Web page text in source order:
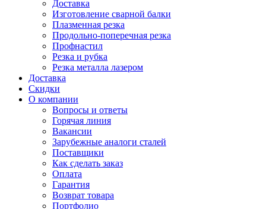
Доставка
Изготовление сварной балки
Плазменная резка
Продольно-поперечная резка
Профнастил
Резка и рубка
Резка металла лазером
Доставка
Скидки
О компании
Вопросы и ответы
Горячая линия
Вакансии
Зарубежные аналоги сталей
Поставщики
Как сделать заказ
Оплата
Гарантия
Возврат товара
Портфолио